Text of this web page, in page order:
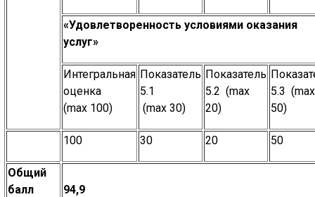
«Удовлетворенность условиями оказания
услуг»
Интегральная
оценка
(max 100)
Показатель
5.1
(max 30)
Показатель
5.2 (max
20)
5.3 (max
50)
100 30 20 50
Общий
балл
94,9